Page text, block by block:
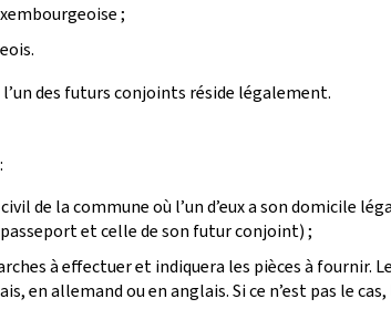
;
des futurs conjoints réside légalement.
de la commune où l’un d’eux a son domicile
et celle de son futur conjoint) ;
à effectuer et indiquera les pièces à fournir.
en allemand ou en anglais. Si ce n’est pas le